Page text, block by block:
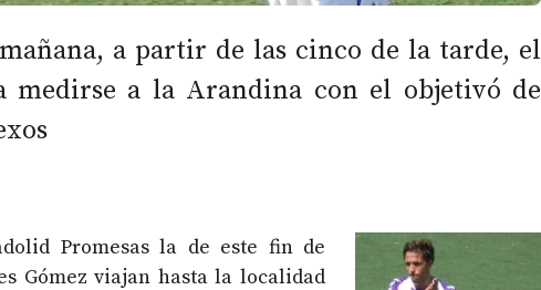
a partir de las cinco de la tarde, el
medirse a la Arandina con el objetivó de
Promesas la de este fin de
Gómez viajan hasta la localidad